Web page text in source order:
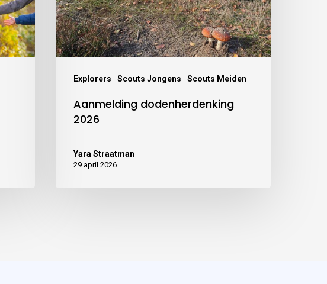
Explorers Scouts Jongens Scouts Meiden
Aanmelding dodenherdenking
2026
Yara Straatman
29 april 2026